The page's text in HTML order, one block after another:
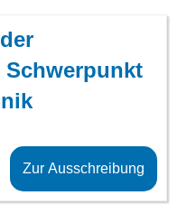
Zur Ausschreibung